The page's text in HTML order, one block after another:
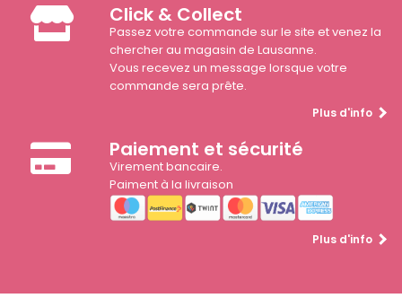
Click & Collect
Passez votre commande sur le site et venez la
chercher au magasin de Lausanne.
Vous recevez un message lorsque votre
commande sera prête.
Plus d'info
Paiement et sécurité
Virement bancaire.
Paiment à la livraison
Plus d'info